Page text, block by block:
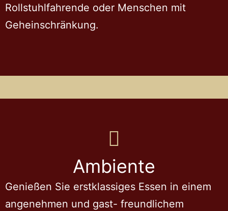
Rollstuhlfahrende oder Menschen mit
Geheinschränkung.
Ambiente
Genießen Sie erstklassiges Essen in einem
angenehmen und gast- freundlichem